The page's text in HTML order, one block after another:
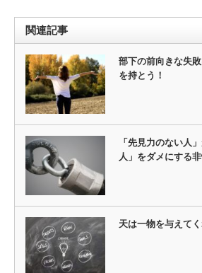
関連記事
部下の前向きな失
を持とう！
「先見力のない人
人」をダメにする
天は一物を与えて